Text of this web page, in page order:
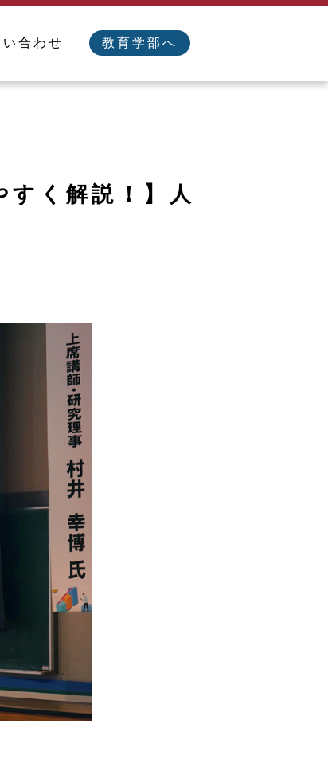
合わせ 教育学部へ
すく解説！】人